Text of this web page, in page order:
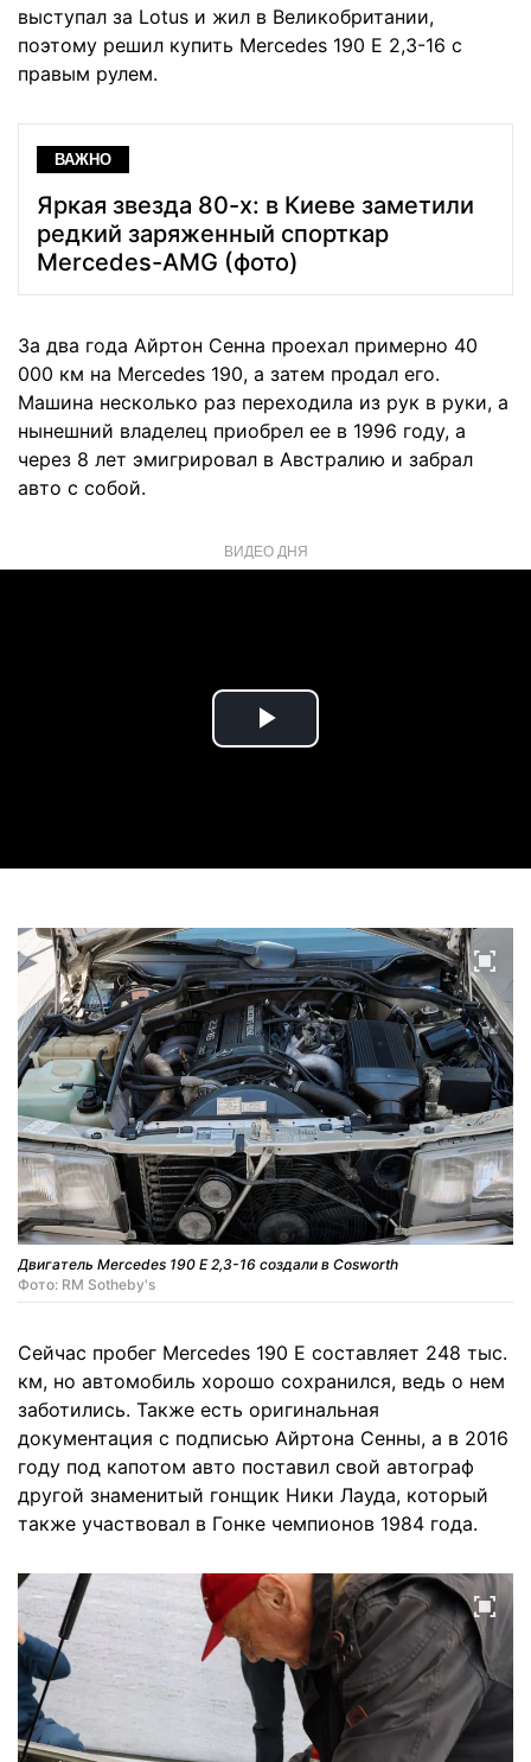
выступал за Lotus и жил в Великобритании,
поэтому решил купить Mercedes 190 E 2,3-16 с
правым рулем.
ВАЖНО
Яркая звезда 80-х: в Киеве заметили
редкий заряженный спорткар
Mercedes-AMG (фото)
За два года Айртон Сенна проехал примерно 40
000 км на Mercedes 190, а затем продал его.
Машина несколько раз переходила из рук в руки, а
нынешний владелец приобрел ее в 1996 году, а
через 8 лет эмигрировал в Австралию и забрал
авто с собой.
ВИДЕО ДНЯ
Play
Двигатель Mercedes 190 E 2,3-16 создали в Cosworth
Фото: RM Sotheby's
Сейчас пробег Mercedes 190 E составляет 248 тыс.
км, но автомобиль хорошо сохранился, ведь о нем
заботились. Также есть оригинальная
документация с подписью Айртона Сенны, а в 2016
году под капотом авто поставил свой автограф
другой знаменитый гонщик Ники Лауда, который
также участвовал в Гонке чемпионов 1984 года.